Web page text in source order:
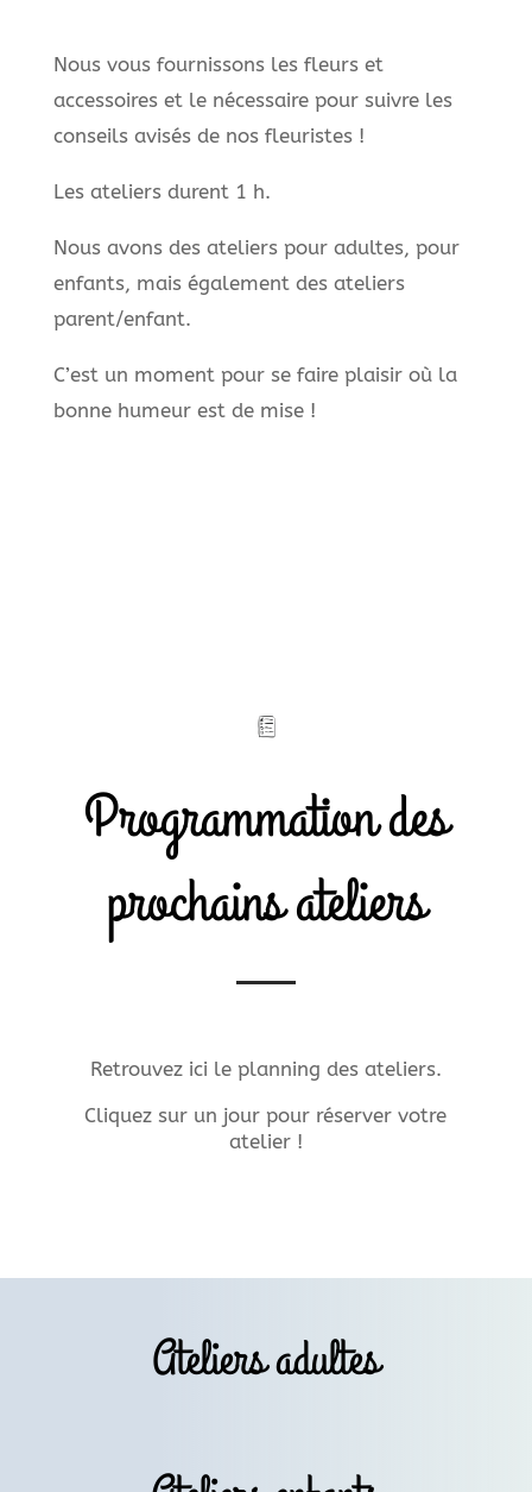
Nous vous fournissons les fleurs et
accessoires et le nécessaire pour suivre les
conseils avisés de nos fleuristes !
Les ateliers durent 1 h.
Nous avons des ateliers pour adultes, pour
enfants, mais également des ateliers
parent/enfant.
C’est un moment pour se faire plaisir où la
bonne humeur est de mise !
Programmation des
prochains ateliers
Retrouvez ici le planning des ateliers.
Cliquez sur un jour pour réserver votre
atelier !
Ateliers adultes